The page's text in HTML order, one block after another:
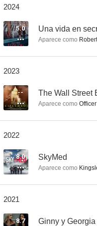
2024
5.0 Una vida en
Aparece como Robert
2023
-- The Wall Street
Aparece como
2022
8.0 SkyMed
Aparece como
2021
8.7 Ginny y Georgia